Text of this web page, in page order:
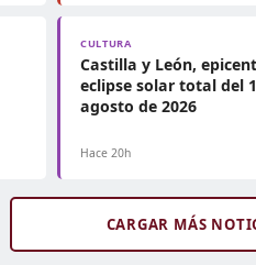
CULTURA
Castilla y León,
eclipse solar total del
agosto de 2026
Hace 20h
CARGAR MÁS